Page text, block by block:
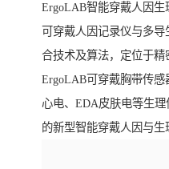
ErgoLAB智能穿戴人因
可穿戴人因记录仪与多
合技术及算法，定位于精
ErgoLAB可穿戴胸带传感
心电、EDA皮肤电等生
的新型智能穿戴人因与生